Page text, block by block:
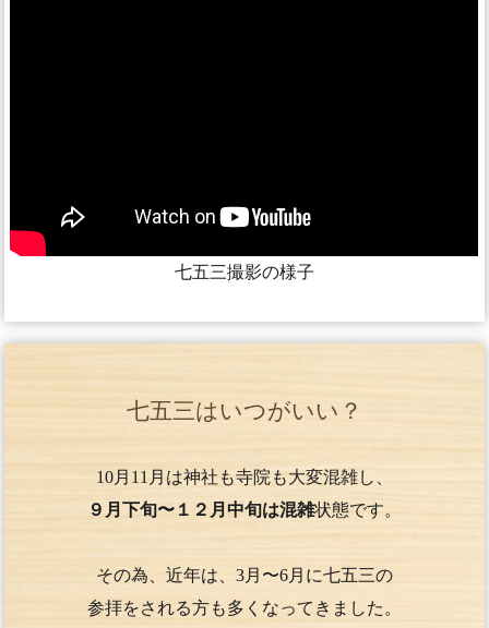
七五三撮影の様子
七五三はいつがいい？
10月11月は神社も寺院も大変混雑し、
９月下旬〜１２月中旬は混雑状態です。
その為、近年は、3月〜6月に七五三の
参拝をされる方も多くなってきました。